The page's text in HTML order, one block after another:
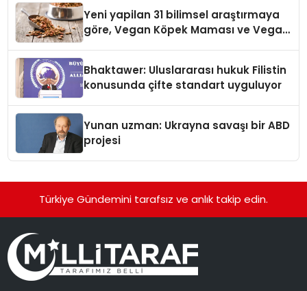
Yeni yapilan 31 bilimsel araştırmaya
göre, Vegan Köpek Maması ve Vegan
Bhaktawer: Uluslararası hukuk Filistin
konusunda çifte standart uyguluyor
Yunan uzman: Ukrayna savaşı bir ABD
projesi
Türkiye Gündemini tarafsız ve anlık takip edin.